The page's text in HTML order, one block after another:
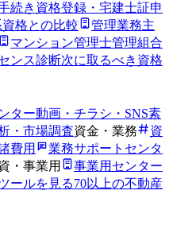
続き 資格登録・宅建士証申
格との比較
管理業務主
マンション管理士管理組合
ンス診断次に取るべき資格
ター動画・チラシ・SNS素
・市場調査資金・業務
資
費用
業務サポートセンタ
・事業用
事業用センター
ールを見る70以上の不動産